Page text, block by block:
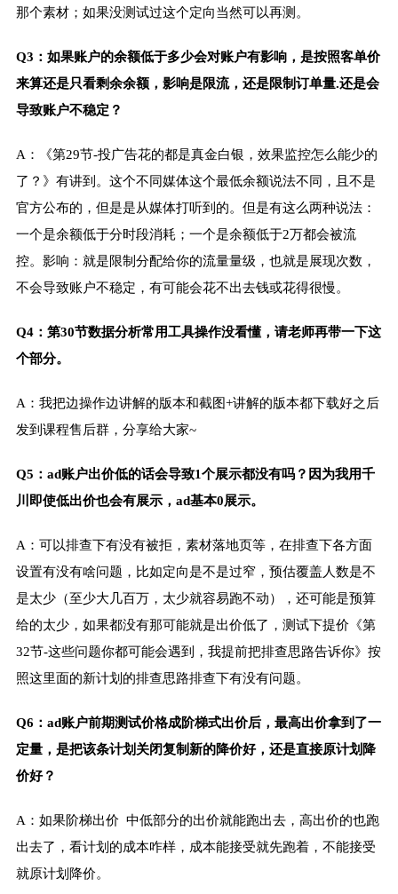
那个素材；如果没测试过这个定向当然可以再测。
Q3：如果账户的余额低于多少会对账户有影响，是按照客单价
来算还是只看剩余余额，影响是限流，还是限制订单量.还是会
导致账户不稳定？
A：《第29节-投广告花的都是真金白银，效果监控怎么能少的
了？》有讲到。这个不同媒体这个最低余额说法不同，且不是
官方公布的，但是是从媒体打听到的。但是有这么两种说法：
一个是余额低于分时段消耗；一个是余额低于2万都会被流
控。影响：就是限制分配给你的流量量级，也就是展现次数，
不会导致账户不稳定，有可能会花不出去钱或花得很慢。
Q4：第30节数据分析常用工具操作没看懂，请老师再带一下这
个部分。
A：我把边操作边讲解的版本和截图+讲解的版本都下载好之后
发到课程售后群，分享给大家~
Q5：ad账户出价低的话会导致1个展示都没有吗？因为我用千
川即使低出价也会有展示，ad基本0展示。
A：可以排查下有没有被拒，素材落地页等，在排查下各方面
设置有没有啥问题，比如定向是不是过窄，预估覆盖人数是不
是太少（至少大几百万，太少就容易跑不动），还可能是预算
给的太少，如果都没有那可能就是出价低了，测试下提价《第
32节-这些问题你都可能会遇到，我提前把排查思路告诉你》按
照这里面的新计划的排查思路排查下有没有问题。
Q6：ad账户前期测试价格成阶梯式出价后，最高出价拿到了一
定量，是把该条计划关闭复制新的降价好，还是直接原计划降
价好？
A：如果阶梯出价 中低部分的出价就能跑出去，高出价的也跑
出去了，看计划的成本咋样，成本能接受就先跑着，不能接受
就原计划降价。